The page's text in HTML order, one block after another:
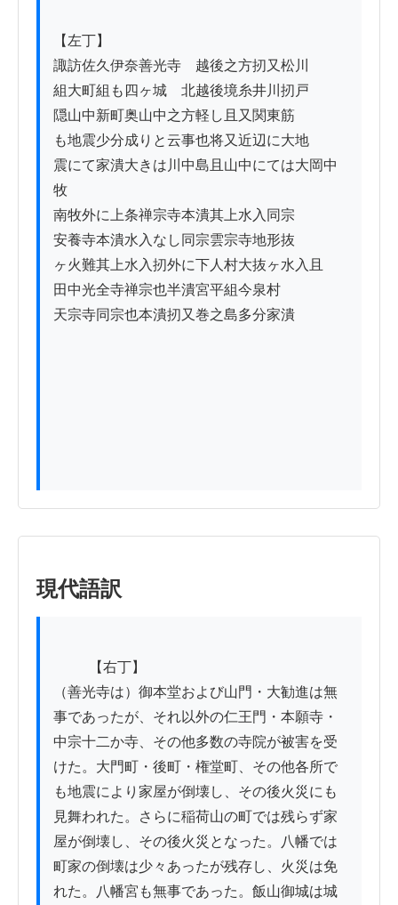
【左丁】
諏訪佐久伊奈善光寺ゟ越後之方扨又松川
組大町組も四ヶ城ゟ北越後境糸井川扨戸
隠山中新町奥山中之方軽し且又関東筋
も地震少分成りと云事也将又近辺に大地
震にて家潰大きは川中島且山中にては大岡中
牧
南牧外に上条禅宗寺本潰其上水入同宗
安養寺本潰水入なし同宗雲宗寺地形抜
ヶ火難其上水入扨外に下人村大抜ヶ水入且
田中光全寺禅宗也半潰宮平組今泉村
天宗寺同宗也本潰扨又巻之島多分家潰
現代語訳
（善光寺は）御本堂および山門・大勧進は無
事であったが、それ以外の仁王門・本願寺・
中宗十二か寺、その他多数の寺院が被害を受
けた。大門町・後町・権堂町、その他各所で
も地震により家屋が倒壊し、その後火災にも
見舞われた。さらに稲荷山の町では残らず家
屋が倒壊し、その後火災となった。八幡では
町家の倒壊は少々あったが残存し、火災は免
れた。八幡宮も無事であった。飯山御城は城